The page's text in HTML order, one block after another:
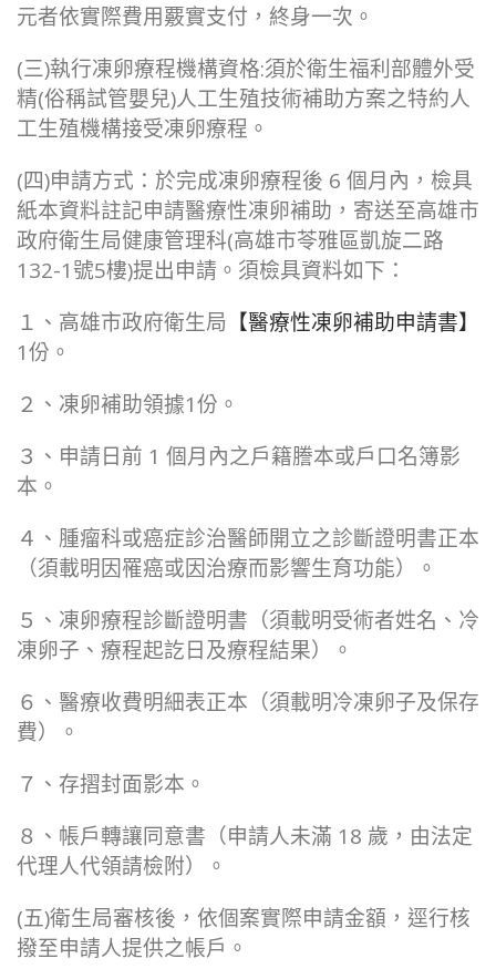
元者依實際費用覈實支付，終身一次。
(三)執行凍卵療程機構資格:須於衛生福利部體外受
精(俗稱試管嬰兒)人工生殖技術補助方案之特約人
工生殖機構接受凍卵療程。
(四)申請方式：於完成凍卵療程後 6 個月內，檢具
紙本資料註記申請醫療性凍卵補助，寄送至高雄市
政府衛生局健康管理科(高雄市苓雅區凱旋二路
132-1號5樓)提出申請。須檢具資料如下：
１、高雄市政府衛生局 【醫療性凍卵補助申請書】
1份。
２、凍卵補助領據1份。
３、申請日前 1 個月內之戶籍謄本或戶口名簿影
本。
４、腫瘤科或癌症診治醫師開立之診斷證明書正本
（須載明因罹癌或因治療而影響生育功能）。
５、凍卵療程診斷證明書（須載明受術者姓名、冷
凍卵子、療程起訖日及療程結果）。
６、醫療收費明細表正本（須載明冷凍卵子及保存
費）。
７、存摺封面影本。
８、帳戶轉讓同意書（申請人未滿 18 歲，由法定
代理人代領請檢附）。
(五)衛生局審核後，依個案實際申請金額，逕行核
撥至申請人提供之帳戶。